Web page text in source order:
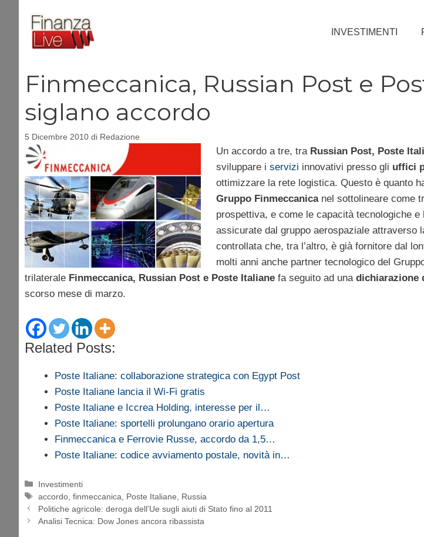
contenuto
INVESTIMENTI
Finmeccanica, Russian Post e
siglano accordo
5 Dicembre 2010 di Redazione
Un accordo a tre, tra Russian Post, Poste
sviluppare i servizi innovativi presso gli uffici
ottimizzare la rete logistica. Questo è quanto
Gruppo Finmeccanicanel sottolineare come
prospettiva, e come le capacità tecnologiche e
assicurate dal gruppo aerospaziale attraverso
controllata che, tra l’altro, è già fornitore dal
molti anni anche partner tecnologico del
trilaterale Finmeccanica, Russian Post e Poste Italiane fa seguito ad una dichiarazione
scorso mese di marzo.
Related Posts:
Poste Italiane: collaborazione strategica con Egypt Post
Poste Italiane lancia il Wi-Fi gratis
Poste Italiane e Iccrea Holding, interesse per il…
Poste Italiane: sportelli prolungano orario apertura
Finmeccanica e Ferrovie Russe, accordo da 1,5…
Poste Italiane: codice avviamento postale, novità in…
Categorie
Investimenti
Tag
accordo ,finmeccanica Poste Italiane
Russia
Politiche agricole: deroga dell’Ue sugli aiuti di Stato fino al 2011
Analisi Tecnica: Dow Jones ancora ribassista